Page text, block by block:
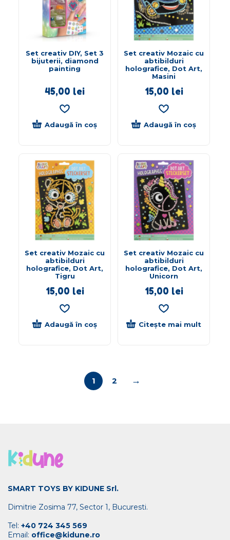
Set creativ DIY, Set 3
bijuterii, diamond
painting
45,00 lei
Adaugă în coș
Set creativ Mozaic cu
abtibilduri
holografice, Dot Art,
Masini
15,00 lei
Adaugă în coș
Set creativ Mozaic cu
abtibilduri
holografice, Dot Art,
Tigru
15,00 lei
Adaugă în coș
Set creativ Mozaic cu
abtibilduri
holografice, Dot Art,
Unicorn
15,00 lei
Citește mai mult
1 2 →
SMART TOYS BY KIDUNE Srl.
Dimitrie Zosima 77, Sector 1, Bucuresti.
Tel: +40 724 345 569
Email: office@kidune.ro